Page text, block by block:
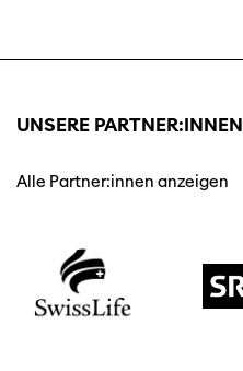
UNSERE PARTNER:INNEN
Alle Partner:innen anzeigen